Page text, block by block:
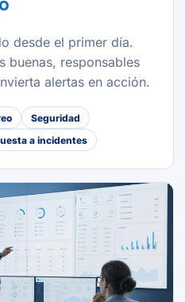
desde el primer día.
buenas, responsables
alertas en acción.
Seguridad
a incidentes